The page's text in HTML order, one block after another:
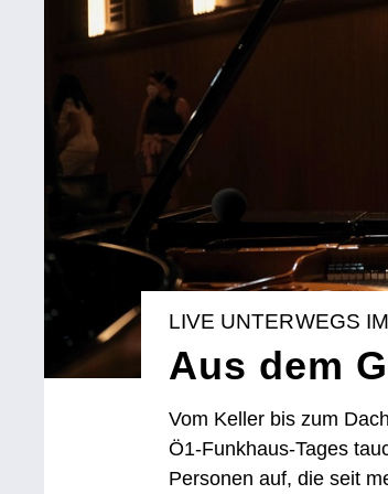
LIVE UNTERWEGS
Aus dem
Vom Keller bis zum
Ö1-Funkhaus-Tages
Personen auf, die seit